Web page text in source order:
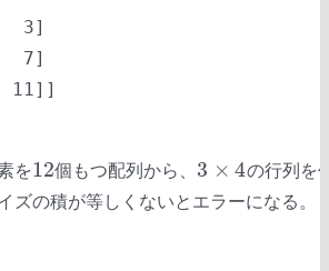
3]
7]
を12
12個もつ配列から、 3 × 4
3 ×4
の行列を
ズの積が等しくないとエラーになる。